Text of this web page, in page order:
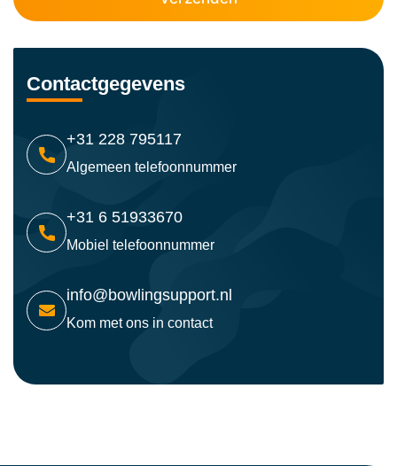
Contactgegevens
+31 228 795117
Algemeen telefoonnummer
+31 6 51933670
Mobiel telefoonnummer
info@bowlingsupport.nl
Kom met ons in contact